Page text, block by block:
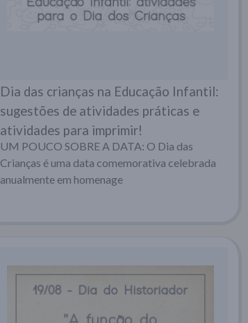
Dia das crianças na Educação Infantil:
sugestões de atividades práticas e
atividades para imprimir!
UM POUCO SOBRE A DATA: O Dia das
Crianças é uma data comemorativa celebrada
anualmente em homenage